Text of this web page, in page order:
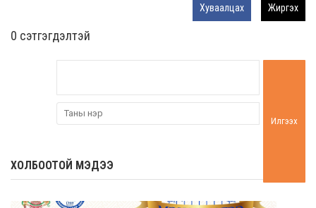
Хуваалцах Жиргэх
0 cэтгэгдэлтэй
Илгээх
ХОЛБООТОЙ МЭДЭЭ